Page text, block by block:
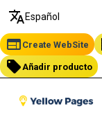
translate Español
web Create WebSite
local_offer Añadir producto